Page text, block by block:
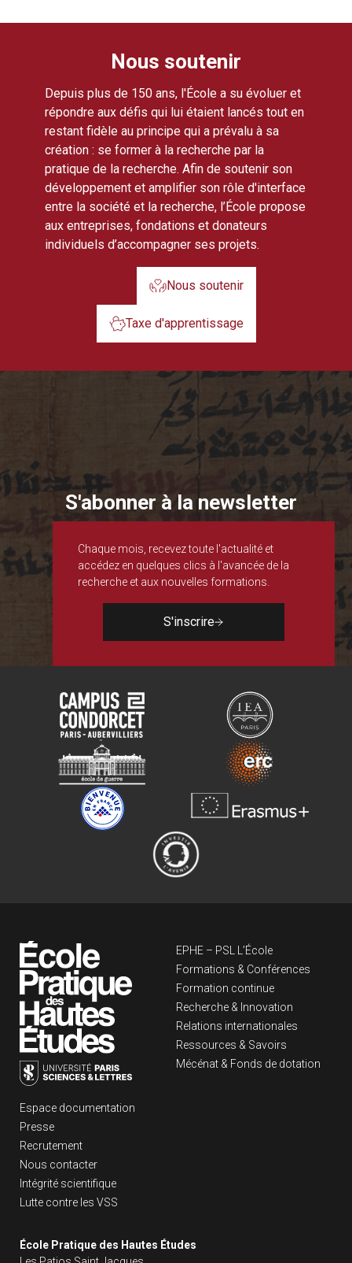
Nous soutenir
Depuis plus de 150 ans, l'École a su évoluer et
répondre aux défis qui lui étaient lancés tout en
restant fidèle au principe qui a prévalu à sa
création : se former à la recherche par la
pratique de la recherche. Afin de soutenir son
développement et amplifier son rôle d'interface
entre la société et la recherche, l’École propose
aux entreprises, fondations et donateurs
individuels d’accompagner ses projets.
Nous soutenir
Taxe d'apprentissage
S'abonner à la newsletter
Chaque mois, recevez toute l'actualité et
accédez en quelques clics à l'avancée de la
recherche et aux nouvelles formations.
S'inscrire
Navigation
EPHE – PSL L’École
Formations & Conférences
Formation continue
Recherche & Innovation
Relations internationales
Ressources & Savoirs
Mécénat & Fonds de dotation
Liens footer
Espace documentation
Presse
Recrutement
Nous contacter
Intégrité scientifique
Lutte contre les VSS
École Pratique des Hautes Études